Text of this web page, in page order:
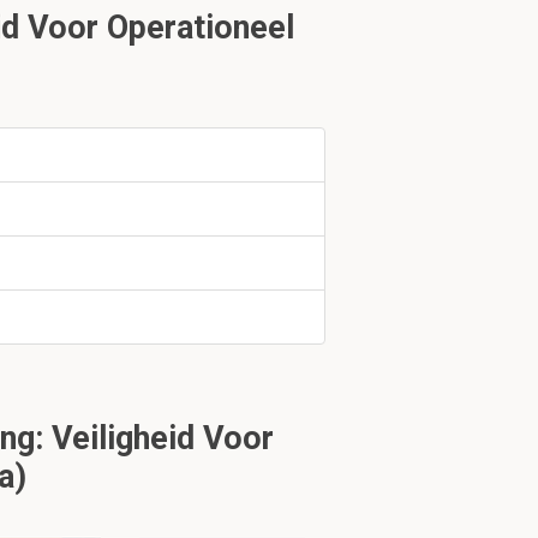
1.3
voordoet:
van de
Voor Operationeel
Veiligheid Voor